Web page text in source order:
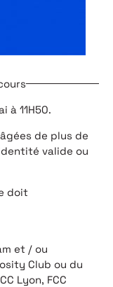
à 11H50.
de plus de
valide ou
doit
et / ou
Club ou du
Lyon, FCC